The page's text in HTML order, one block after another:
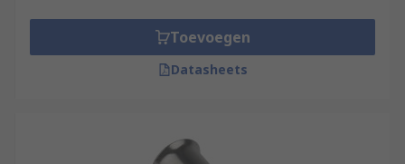
Toevoegen
Datasheets